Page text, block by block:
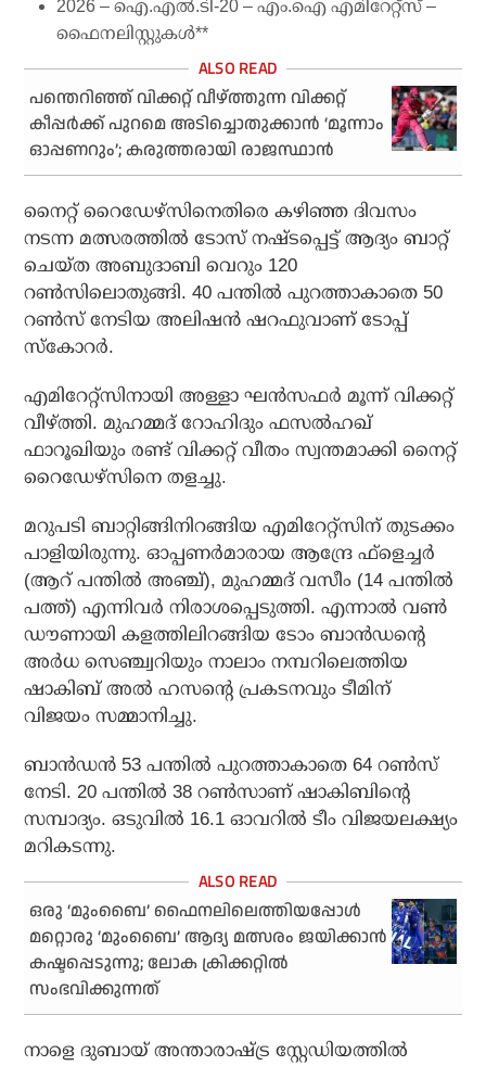
2026 – ഐ.എല്‍.ടി-20 – എം.ഐ എമിറേറ്റ്‌സ് –
ഫൈനലിസ്റ്റുകള്‍**
പന്തെറിഞ്ഞ് വിക്കറ്റ് വീഴ്ത്തുന്ന വിക്കറ്റ്
കീപ്പര്‍ക്ക് പുറമെ അടിച്ചൊതുക്കാന്‍ ‘മൂന്നാം
ഓപ്പണറും’; കരുത്തരായി രാജസ്ഥാന്‍
നൈറ്റ് റൈഡേഴ്‌സിനെതിരെ കഴിഞ്ഞ ദിവസം
നടന്ന മത്സരത്തില്‍ ടോസ് നഷ്ടപ്പെട്ട് ആദ്യം ബാറ്റ്
ചെയ്ത അബുദാബി വെറും 120
റണ്‍സിലൊതുങ്ങി. 40 പന്തില്‍ പുറത്താകാതെ 50
റണ്‍സ് നേടിയ അലിഷന്‍ ഷറഫുവാണ് ടോപ്പ്
സ്‌കോറര്‍.
എമിറേറ്റ്‌സിനായി അള്ളാ ഘന്‍സഫര്‍ മൂന്ന് വിക്കറ്റ്
വീഴ്ത്തി. മുഹമ്മദ് റോഹിദും ഫസല്‍ഹഖ്
ഫാറൂഖിയും രണ്ട് വിക്കറ്റ് വീതം സ്വന്തമാക്കി നൈറ്റ്
റൈഡേഴ്‌സിനെ തളച്ചു.
മറുപടി ബാറ്റിങ്ങിനിറങ്ങിയ എമിറേറ്റ്‌സിന് തുടക്കം
പാളിയിരുന്നു. ഓപ്പണര്‍മാരായ ആന്ദ്രേ ഫ്‌ളെച്ചര്‍
(ആറ് പന്തില്‍ അഞ്ച്), മുഹമ്മദ് വസീം (14 പന്തില്‍
പത്ത്) എന്നിവര്‍ നിരാശപ്പെടുത്തി. എന്നാല്‍ വണ്‍
ഡൗണായി കളത്തിലിറങ്ങിയ ടോം ബാന്‍ഡന്റെ
അര്‍ധ സെഞ്ച്വറിയും നാലാം നമ്പറിലെത്തിയ
ഷാകിബ് അല്‍ ഹസന്റെ പ്രകടനവും ടീമിന്
വിജയം സമ്മാനിച്ചു.
ബാന്‍ഡന്‍ 53 പന്തില്‍ പുറത്താകാതെ 64 റണ്‍സ്
നേടി. 20 പന്തില്‍ 38 റണ്‍സാണ് ഷാകിബിന്റെ
സമ്പാദ്യം. ഒടുവില്‍ 16.1 ഓവറില്‍ ടീം വിജയലക്ഷ്യം
മറികടന്നു.
ഒരു ‘മുംബൈ’ ഫൈനലിലെത്തിയപ്പോള്‍
മറ്റൊരു ‘മുംബൈ’ ആദ്യ മത്സരം ജയിക്കാന്‍
കഷ്ടപ്പെടുന്നു; ലോക ക്രിക്കറ്റില്‍
സംഭവിക്കുന്നത്
നാളെ ദുബായ് അന്താരാഷ്ട്ര സ്റ്റേഡിയത്തില്‍